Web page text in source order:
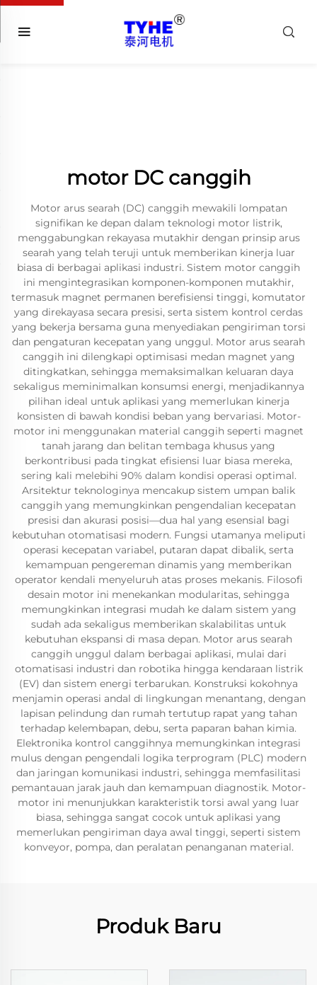
motor DC canggih
Motor arus searah (DC) canggih mewakili lompatan
signifikan ke depan dalam teknologi motor listrik,
menggabungkan rekayasa mutakhir dengan prinsip arus
searah yang telah teruji untuk memberikan kinerja luar
biasa di berbagai aplikasi industri. Sistem motor canggih
ini mengintegrasikan komponen-komponen mutakhir,
termasuk magnet permanen berefisiensi tinggi, komutator
yang direkayasa secara presisi, serta sistem kontrol cerdas
yang bekerja bersama guna menyediakan pengiriman torsi
dan pengaturan kecepatan yang unggul. Motor arus searah
canggih ini dilengkapi optimisasi medan magnet yang
ditingkatkan, sehingga memaksimalkan keluaran daya
sekaligus meminimalkan konsumsi energi, menjadikannya
pilihan ideal untuk aplikasi yang memerlukan kinerja
konsisten di bawah kondisi beban yang bervariasi. Motor-
motor ini menggunakan material canggih seperti magnet
tanah jarang dan belitan tembaga khusus yang
berkontribusi pada tingkat efisiensi luar biasa mereka,
sering kali melebihi 90% dalam kondisi operasi optimal.
Arsitektur teknologinya mencakup sistem umpan balik
canggih yang memungkinkan pengendalian kecepatan
presisi dan akurasi posisi—dua hal yang esensial bagi
kebutuhan otomatisasi modern. Fungsi utamanya meliputi
operasi kecepatan variabel, putaran dapat dibalik, serta
kemampuan pengereman dinamis yang memberikan
operator kendali menyeluruh atas proses mekanis. Filosofi
desain motor ini menekankan modularitas, sehingga
memungkinkan integrasi mudah ke dalam sistem yang
sudah ada sekaligus memberikan skalabilitas untuk
kebutuhan ekspansi di masa depan. Motor arus searah
canggih unggul dalam berbagai aplikasi, mulai dari
otomatisasi industri dan robotika hingga kendaraan listrik
(EV) dan sistem energi terbarukan. Konstruksi kokohnya
menjamin operasi andal di lingkungan menantang, dengan
lapisan pelindung dan rumah tertutup rapat yang tahan
terhadap kelembapan, debu, serta paparan bahan kimia.
Elektronika kontrol canggihnya memungkinkan integrasi
mulus dengan pengendali logika terprogram (PLC) modern
dan jaringan komunikasi industri, sehingga memfasilitasi
pemantauan jarak jauh dan kemampuan diagnostik. Motor-
motor ini menunjukkan karakteristik torsi awal yang luar
biasa, sehingga sangat cocok untuk aplikasi yang
memerlukan pengiriman daya awal tinggi, seperti sistem
konveyor, pompa, dan peralatan penanganan material.
Produk Baru